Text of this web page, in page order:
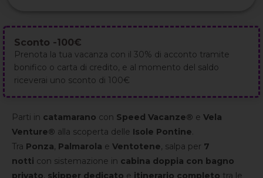
Sconto -100€
Prenota la tua vacanza con il 30% di acconto tramite
bonifico o carta di credito, e al momento del saldo
riceverai uno sconto di 100€
Parti in catamarano con Speed Vacanze® e Vela
Venture® alla scoperta delle Isole Pontine.
Tra Ponza, Palmarola e Ventotene, salpa per 7
notti con sistemazione in cabina doppia con bagno
privato, skipper dedicato e itinerario completo tra le